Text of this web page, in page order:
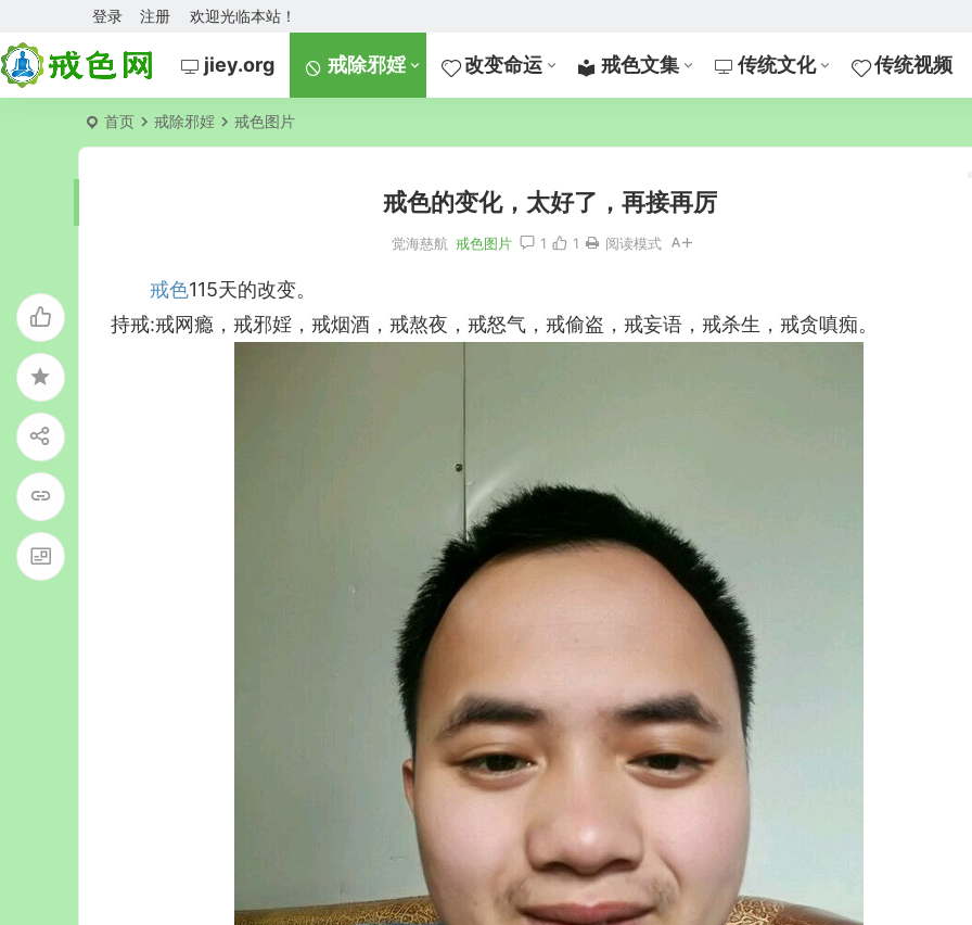
欢迎光临本站！
登录 注册
jiey.org 戒除邪婬 改变命运 戒色文集 传统文化 传统视频
首页 戒除邪婬 戒色图片
戒色的变化，太好了，再接再厉
觉海慈航 戒色图片 1 1 阅读模式
戒色115天的改变。
持戒:戒网瘾，戒邪婬，戒烟酒，戒熬夜，戒怒气，戒偷盗，戒妄语，戒杀生，戒贪嗔痴。